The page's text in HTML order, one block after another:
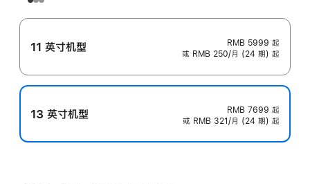
11 英寸机型 RMB 5999 起
或 RMB 250/月 (24 期) 起
13 英寸机型 RMB 7699 起
或 RMB 321/月 (24 期) 起